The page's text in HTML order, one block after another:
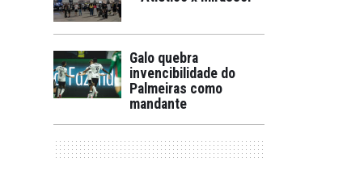
Galo quebra
invencibilidade do
Palmeiras como
mandante